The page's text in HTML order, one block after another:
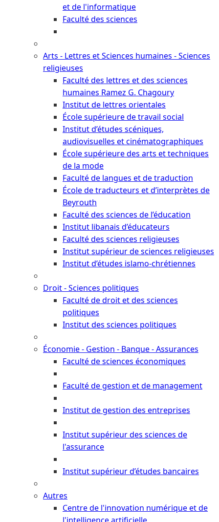
et de l'informatique
Faculté des sciences
Arts - Lettres et Sciences humaines - Sciences
religieuses
Faculté des lettres et des sciences
humaines Ramez G. Chagoury
Institut de lettres orientales
École supérieure de travail social
Institut d’études scéniques,
audiovisuelles et cinématographiques
École supérieure des arts et techniques
de la mode
Faculté de langues et de traduction
École de traducteurs et d’interprètes de
Beyrouth
Faculté des sciences de l’éducation
Institut libanais d’éducateurs
Faculté des sciences religieuses
Institut supérieur de sciences religieuses
Institut d’études islamo-chrétiennes
Droit - Sciences politiques
Faculté de droit et des sciences
politiques
Institut des sciences politiques
Économie - Gestion - Banque - Assurances
Faculté de sciences économiques
Faculté de gestion et de management
Institut de gestion des entreprises
Institut supérieur des sciences de
l'assurance
Institut supérieur d’études bancaires
Autres
Centre de l'innovation numérique et de